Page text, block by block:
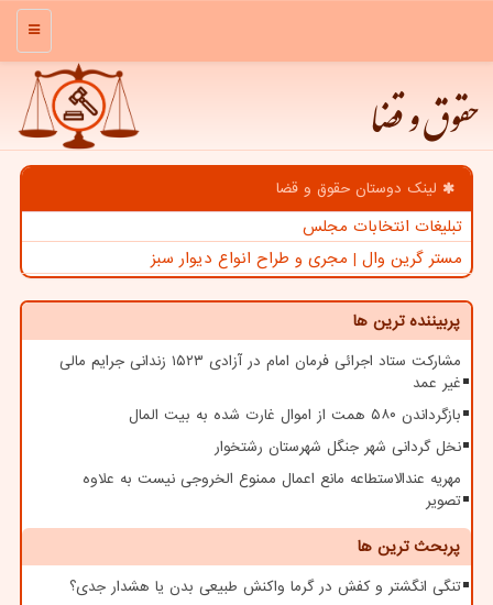
منو
حقوق و قضا
لینک دوستان حقوق و قضا
تبلیغات انتخابات مجلس
مستر گرین وال | مجری و طراح انواع دیوار سبز
پربیننده ترین ها
مشارکت ستاد اجرائی فرمان امام در آزادی ۱۵۲۳ زندانی جرایم مالی
غیر عمد
بازگرداندن ۵۸۰ همت از اموال غارت شده به بیت المال
نخل گردانی شهر جنگل شهرستان رشتخوار
مهریه عندالاستطاعه مانع اعمال ممنوع الخروجی نیست به علاوه
تصویر
پربحث ترین ها
تنگی انگشتر و کفش در گرما واکنش طبیعی بدن یا هشدار جدی؟